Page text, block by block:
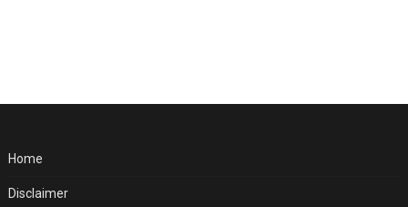
Home
Disclaimer